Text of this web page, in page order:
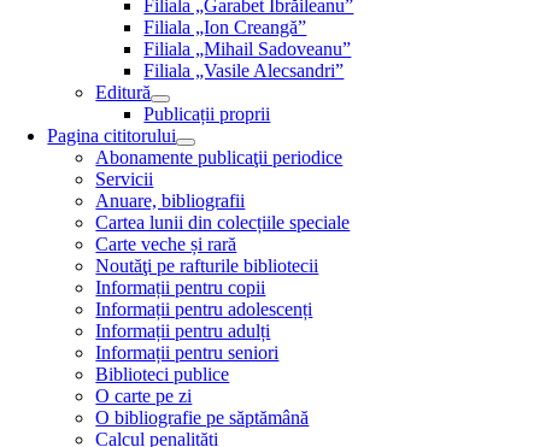
Filiala „Garabet Ibrăileanu”
Filiala „Ion Creangă”
Filiala „Mihail Sadoveanu”
Filiala „Vasile Alecsandri”
Editură
Publicații proprii
Pagina cititorului
Abonamente publicaţii periodice
Servicii
Anuare, bibliografii
Cartea lunii din colecțiile speciale
Carte veche și rară
Noutăţi pe rafturile bibliotecii
Informații pentru copii
Informații pentru adolescenți
Informații pentru adulți
Informații pentru seniori
Biblioteci publice
O carte pe zi
O bibliografie pe săptămână
Calcul penalități